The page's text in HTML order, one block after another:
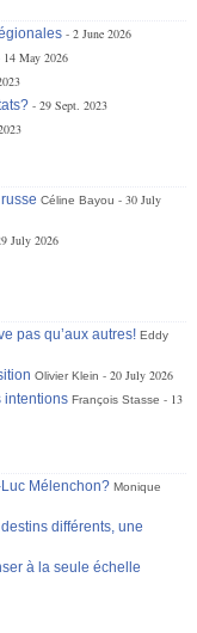
2 June 2026
14 May 2026
29 Sept. 2023
Céline Bayou
30 July
July 2026
pas qu’aux autres! Eddy
Olivier Klein
20 July 2026
intentions François Stasse
13
Mélenchon? Monique
différents, une
à la seule échelle